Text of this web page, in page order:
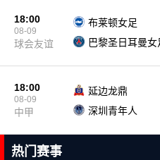
18:00
08-09
球会友谊
布莱顿女足
巴黎圣日耳曼女
18:00
08-09
中甲
延边龙鼎
深圳青年人
热门赛事